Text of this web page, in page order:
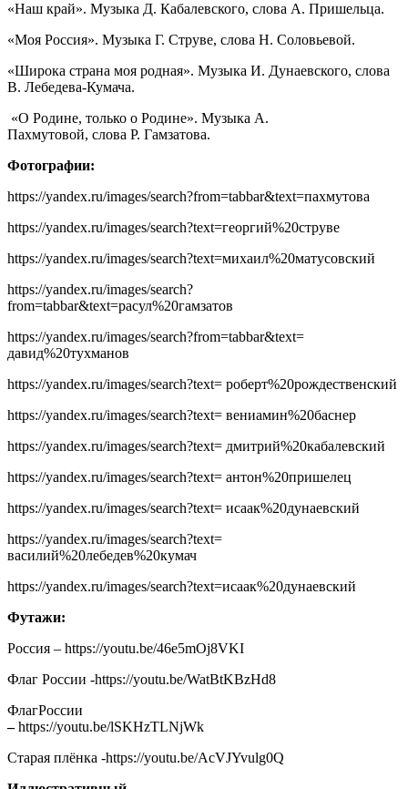
«Наш край». Музыка Д. Кабалевского, слова А. Пришельца.
«Моя Россия». Музыка Г. Струве, слова Н. Соловьевой.
«Широка страна моя родная». Музыка И. Дунаевского, слова
В. Лебедева-Кумача.
«О Родине, только о Родине». Музыка А.
Пахмутовой, слова Р. Гамзатова.
Фотографии:
https://yandex.ru/images/search?from=tabbar&text=пахмутова
https://yandex.ru/images/search?text=георгий%20струве
https://yandex.ru/images/search?text=михаил%20матусовский
https://yandex.ru/images/search?
from=tabbar&text=расул%20гамзатов
https://yandex.ru/images/search?from=tabbar&text=
давид%20тухманов
https://yandex.ru/images/search?text= роберт%20рождественский
https://yandex.ru/images/search?text= вениамин%20баснер
https://yandex.ru/images/search?text= дмитрий%20кабалевский
https://yandex.ru/images/search?text= антон%20пришелец
https://yandex.ru/images/search?text= исаак%20дунаевский
https://yandex.ru/images/search?text=
василий%20лебедев%20кумач
https://yandex.ru/images/search?text=исаак%20дунаевский
Футажи:
Россия – https://youtu.be/46e5mOj8VKI
Флаг России -https://youtu.be/WatBtKBzHd8
ФлагРоссии
–https://youtu.be/lSKHzTLNjWk
Старая плёнка -https://youtu.be/AcVJYvulg0Q